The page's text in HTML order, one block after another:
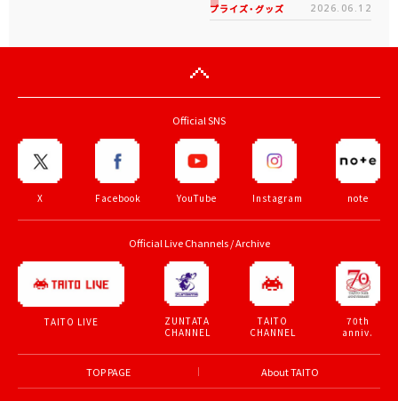
プライズ・グッズ 2026.06.12
Official SNS
X Facebook YouTube Instagram note
Official Live Channels / Archive
TAITO LIVE
ZUNTATA
CHANNEL
TAITO
CHANNEL
70th
anniv.
TOP PAGE About TAITO